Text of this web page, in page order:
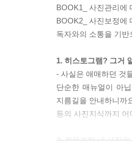
BOOK1_ 사진관리에
BOOK2_ 사진보정에
독자와의 소통을 기
1. 히스토그램? 그거
- 사실은 애매하던 것
단순한 매뉴얼이 아
지름길을 안내하니까
등의 사진지식까지
2. 전문가랑 내 사진